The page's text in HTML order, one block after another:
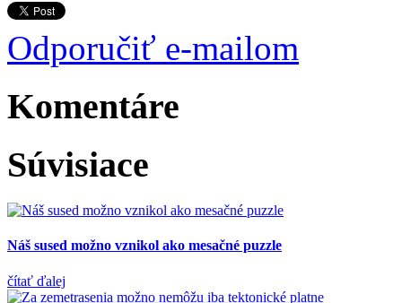
Odporučiť e-mailom
Komentáre
Súvisiace
Náš sused možno vznikol ako mesačné puzzle
čítať ďalej